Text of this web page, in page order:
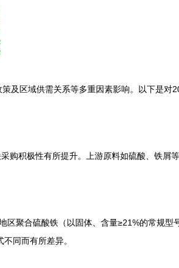
及区域供需关系等多重因素影响。以下是对
购积极性有所提升。上游原料如硫酸、铁屑
区聚合硫酸铁（以固体、含量≥21%的常规型
同而有所差异。